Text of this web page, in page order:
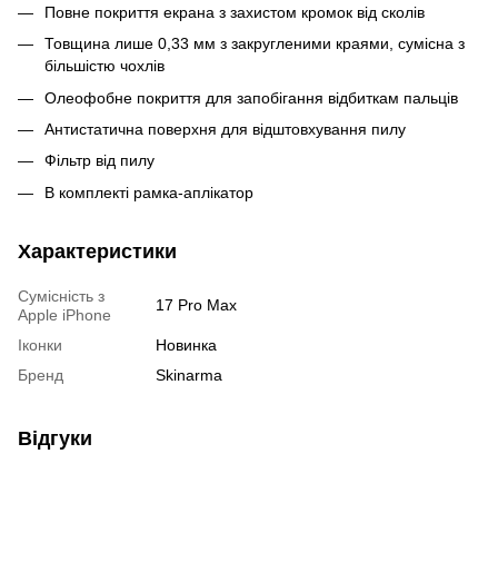
Повне покриття екрана з захистом кромок від сколів
Товщина лише 0,33 мм з закругленими краями, сумісна з
більшістю чохлів
Олеофобне покриття для запобігання відбиткам пальців
Антистатична поверхня для відштовхування пилу
Фільтр від пилу
В комплекті рамка-аплікатор
Характеристики
Сумісність з
Apple iPhone
17 Pro Max
Іконки
Новинка
Бренд
Skinarma
Відгуки